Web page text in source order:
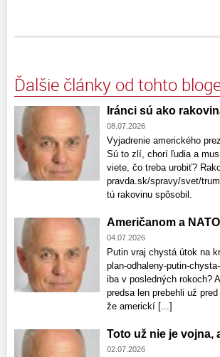
Ďalšie články od tohto
Iránci sú ako
08.07.2026
Vyjadrenie amerického
Sú to zlí, chorí ľudia a
viete, čo treba urobiť?
pravda.sk/spravy/svet/
tú rakovinu spôsobil.
Američanom a
04.07.2026
Putin vraj chystá útok na
plan-odhaleny-putin-
iba v posledných rokoch?
predsa len prebehli už
že americkí [...]
Toto už nie je
02.07.2026